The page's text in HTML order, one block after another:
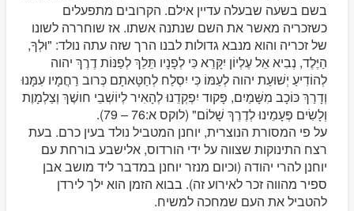
בשם בשעה שבעלה עדיין אילם. הקרובים מתפעלים
כשזכריה מאשר את השם שנתנה אשתו. אז שוחררה לשונו
של זכריה והוא מנבא גדולות לבנו הרך שזה עתה נולד: "וּלְךָ,
הַיֶּלֶד, נְבִיא אֵל עֶלְיוֹן יִקָּרֵא כִּי לְפָנָיו תֵּלֵךְ לְפַנּוֹת דֶרֶךְ יהוה
לְהוֹדִיעַ יְשׁוּעַת יהוה לְעַמּוֹ כִּי יִסְלַח לְחַטָּאתָם כְּרוב רַחֲמָיו עִמָּנוּ
וְדָרַךְ כּוֹכָב מִשָּׁמַיִם, פָּקוד יִפְקְדֵנוּ לְהָאִיר לְיוֹשְׁבֵי חושֶׁךְ וְצַלְמָוֶת
וְלָשִׂים פְּעָמֵינוּ לְדֶרֶךְ שָׁלוֹם" (לוקס א:76 – 79).
על פי המסורת הנוצרית, יוחנן המטביל נולד בעין כרם. בעת
רצח התינוקות שצווה על ידי הורדוס, אלישבע בורחת עם
יוחנן להרי יהודה (וכיום מנזר יוחנן במדבר ליד מושב אבן
ספיר מהווה זכר לאירוע זה). בבוא הזמן הוא ילך לירדן
להטביל את העם שמחכה למשיח.